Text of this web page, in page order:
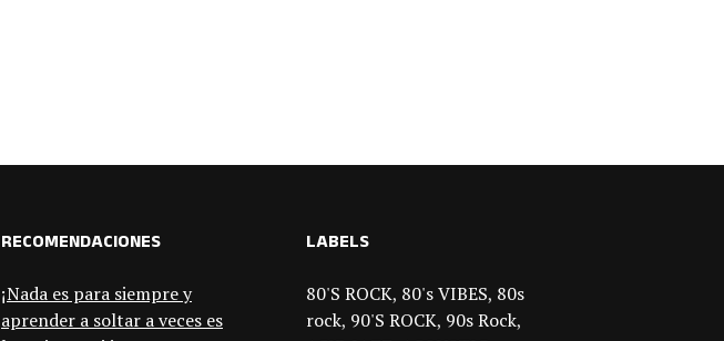
RECOMENDACIONES
¡Nada es para siempre y
aprender a soltar a veces es
LABELS
80'S ROCK 80's VIBES 80s
rock 90'S ROCK 90s Rock